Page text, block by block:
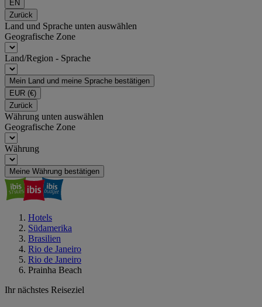
EN
Zurück
Land und Sprache unten auswählen
Geografische Zone
Land/Region - Sprache
Mein Land und meine Sprache bestätigen
EUR (€)
Zurück
Währung unten auswählen
Geografische Zone
Währung
Meine Währung bestätigen
Hotels
Südamerika
Brasilien
Rio de Janeiro
Rio de Janeiro
Prainha Beach
Ihr nächstes Reiseziel